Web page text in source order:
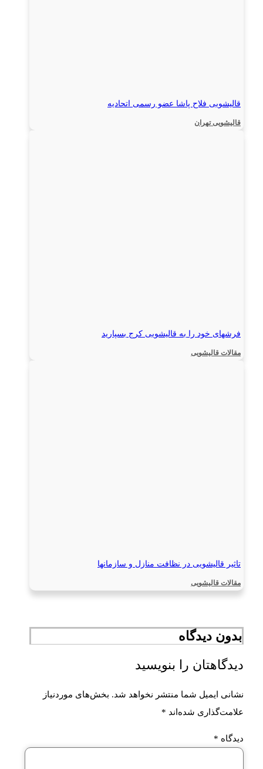
قالیشویی فلاح پاشا عضو رسمی اتحادیه
قالیشویی تهران
فرشهای خود را به قالیشویی کرج بسپارید
مقالات قالیشویی
تاثیر قالیشویی در نظافت منازل و سازمانها
مقالات قالیشویی
بدون دیدگاه
دیدگاهتان را بنویسید
نشانی ایمیل شما منتشر نخواهد شد. بخش‌های موردنیاز
علامت‌گذاری شده‌اند *
دیدگاه *